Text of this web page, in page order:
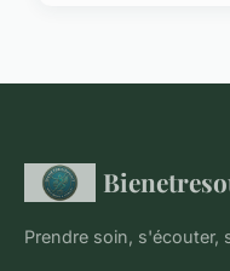
Prendre soin, s'écouter,